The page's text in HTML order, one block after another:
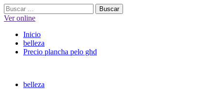
Buscar:
Ver online
Inicio
belleza
Precio plancha pelo ghd
belleza